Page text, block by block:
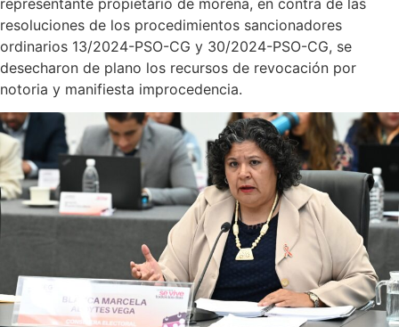
resoluciones de los procedimientos sancionadores
ordinarios 13/2024-PSO-CG y 30/2024-PSO-CG, se
desecharon de plano los recursos de revocación por
notoria y manifiesta improcedencia.